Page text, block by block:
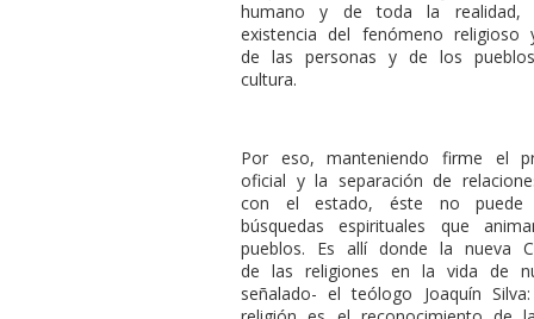
humano y de toda la realidad,
existencia del fenómeno
de las personas y de los
cultura.
Por eso, manteniendo firme el
oficial y la separación de
con el estado, éste no
búsquedas espirituales que
pueblos. Es allí donde la nueva
de las religiones en la vida de
señalado- el teólogo Joaquín